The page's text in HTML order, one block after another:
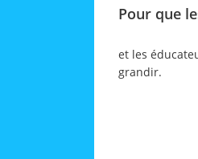
Pour que
et les
grandir.